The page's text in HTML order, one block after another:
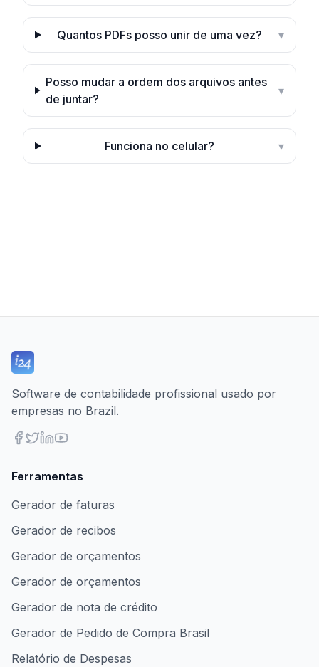
Quantos PDFs posso unir de uma vez? ▾
Posso mudar a ordem dos arquivos antes
de juntar?
▾
Funciona no celular? ▾
Software de contabilidade profissional usado por
empresas no Brazil.
Ferramentas
Gerador de faturas
Gerador de recibos
Gerador de orçamentos
Gerador de orçamentos
Gerador de nota de crédito
Gerador de Pedido de Compra Brasil
Relatório de Despesas